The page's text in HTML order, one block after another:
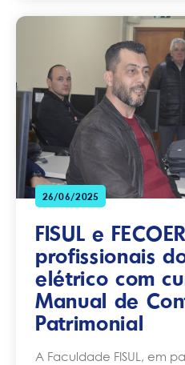
26/06/2025
FISUL e
profissionais
elétrico com
Manual de
Patrimonial
A Faculdade FISUL, em